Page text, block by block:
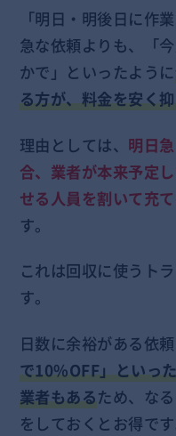
「明日・明後日に作
急な依頼よりも、「
かで」といったように
る方が、料金を安く
理由としては、 明日
合、業者が本来予定
せる人員を割いて充
す。
これは回収に使うト
す。
日数に余裕がある依
で10%OFF」といっ
業者もあるため、な
をしておくとお得です